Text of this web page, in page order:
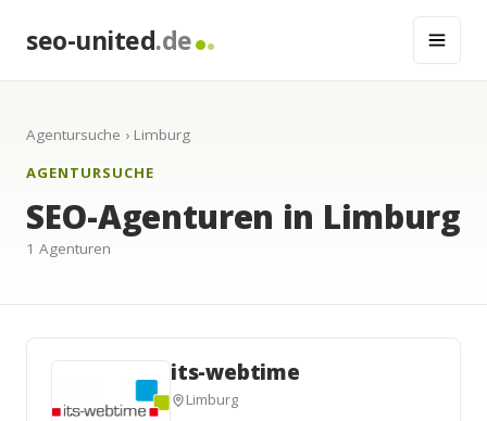
seo-united.de
Agentursuche › Limburg
AGENTURSUCHE
SEO-Agenturen in Limburg
1 Agenturen
its-webtime
Limburg